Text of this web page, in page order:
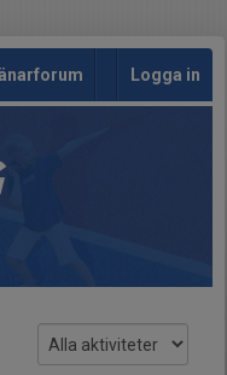
Logga in